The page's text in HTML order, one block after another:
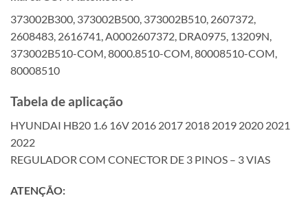
373002B300, 373002B500, 373002B510, 2607372,
2608483, 2616741, A0002607372, DRA0975, 13209N,
373002B510-COM, 8000.8510-COM, 80008510-COM,
80008510
Tabela de aplicação
HYUNDAI HB20 1.6 16V 2016 2017 2018 2019 2020 2021
2022
REGULADOR COM CONECTOR DE 3 PINOS – 3 VIAS
ATENÇÃO: